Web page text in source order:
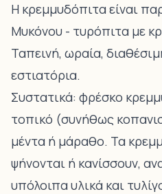
Η κρεμμυδόπιτα είναι
Μυκόνου - τυρόπιτα με
Ταπεινή, ωραία,
εστιατόρια.
Συστατικά: φρέσκο
τοπικό (συνήθως
μέντα ή μάραθο. Τα
ψήνονται ή κανίσσουν,
υπόλοιπα υλικά και